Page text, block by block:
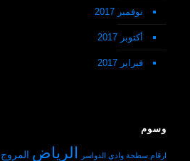
نوفمبر 2017
أكتوبر 2017
فبراير 2017
وسوم
ارقام سطحة وادي الدواسر الرياض المروج